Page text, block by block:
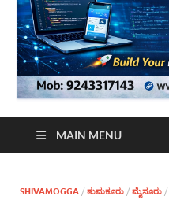
MAIN MENU
SHIVAMOGGA / ತುಮಕೂರು / ಮೈಸೂರು /